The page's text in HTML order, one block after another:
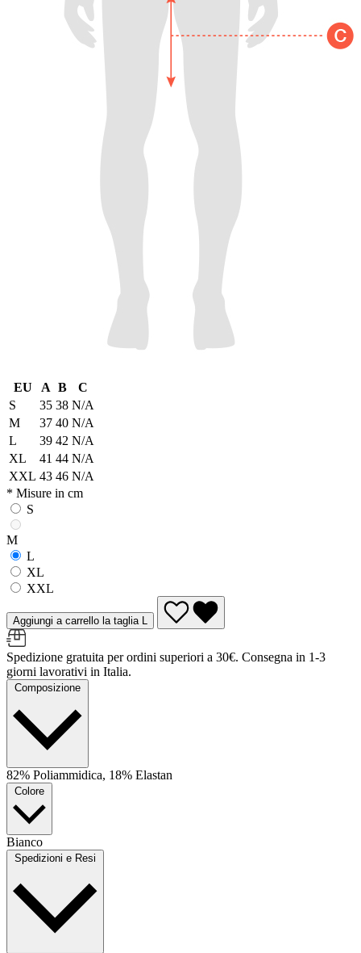
EU A B
C
S
35 38 N/A
M
37 40 N/A
L
39 42 N/A
XL
41 44 N/A
XXL 43 46 N/A
* Misure in cm
S
M
L
XL
XXL
Aggiungi a carrello la taglia L
Spedizione gratuita per ordini superiori a 30€. Consegna in 1-3
giorni lavorativi in Italia.
Composizione
82% Poliammidica, 18% Elastan
Colore
Bianco
Spedizioni e Resi